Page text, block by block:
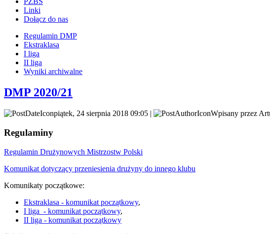
Linki
Dołącz do nas
Regulamin DMP
Ekstraklasa
I liga
II liga
Wyniki archiwalne
DMP 2020/21
piątek, 24 sierpnia 2018 09:05 | Wpisany przez
Regulaminy
Regulamin Drużynowych Mistrzostw Polski
Komunikat dotyczący przeniesienia drużyny do innego klubu
Komunikaty początkowe:
Ekstraklasa - komunikat początkowy,
I liga - komunikat początkowy,
II liga - komunikat początkowy